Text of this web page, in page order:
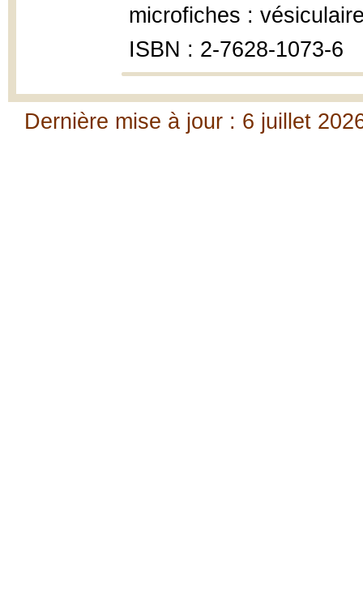
microfiches :
ISBN : 2-7628-1073-6
Dernière mise à jour : 6 juillet